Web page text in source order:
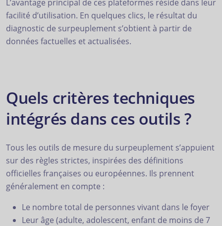
L’avantage principal de ces plateformes réside dans leur
facilité d’utilisation. En quelques clics, le résultat du
diagnostic de surpeuplement s’obtient à partir de
données factuelles et actualisées.
Quels critères techniques
intégrés dans ces outils ?
Tous les outils de mesure du surpeuplement s’appuient
sur des règles strictes, inspirées des définitions
officielles françaises ou européennes. Ils prennent
généralement en compte :
Le nombre total de personnes vivant dans le foyer
Leur âge (adulte, adolescent, enfant de moins de 7